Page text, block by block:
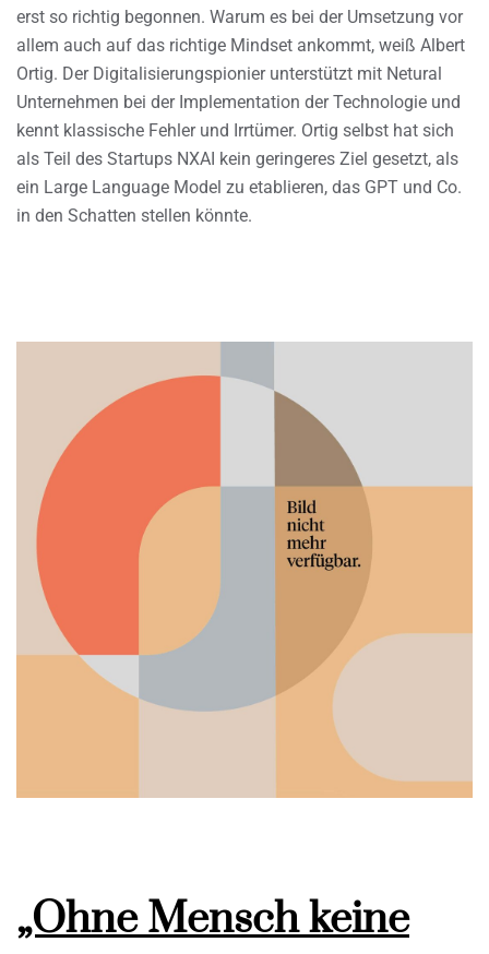
erst so richtig begonnen. Warum es bei der Umsetzung vor
allem auch auf das richtige Mindset ankommt, weiß Albert
Ortig. Der Digitalisierungspionier unterstützt mit Netural
Unternehmen bei der Implementation der Technologie und
kennt klassische Fehler und Irrtümer. Ortig selbst hat sich
als Teil des Startups NXAI kein geringeres Ziel gesetzt, als
ein Large Language Model zu etablieren, das GPT und Co.
in den Schatten stellen könnte.
„Ohne Mensch keine